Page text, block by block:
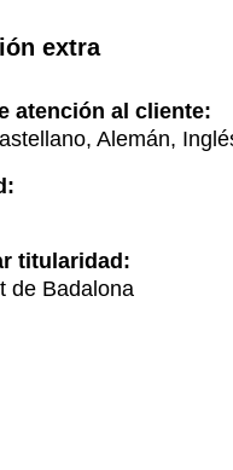
extra
atención al cliente:
Alemán,
titularidad:
de Badalona